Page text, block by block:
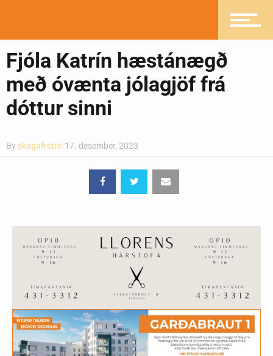
Greinasafn
Ljósmyndasafn
Fjóla Katrín hæstánægð
með óvænta jólagjöf frá
dóttur sinni
By skagafrettir 17. desember, 2023